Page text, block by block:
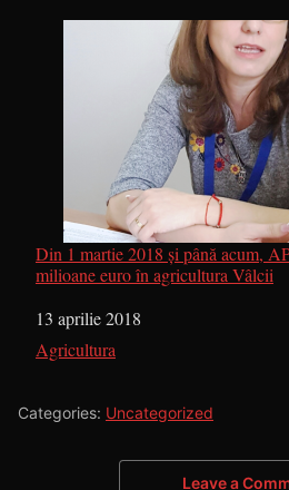
Din 1 martie 2018 și până acum,
milioane euro în agricultura Vâlcii
Dată
13 aprilie 2018
În legătură cu
Agricultura
Categories: Uncategorized
Leave a